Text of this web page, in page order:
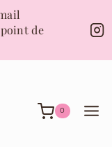
de
0